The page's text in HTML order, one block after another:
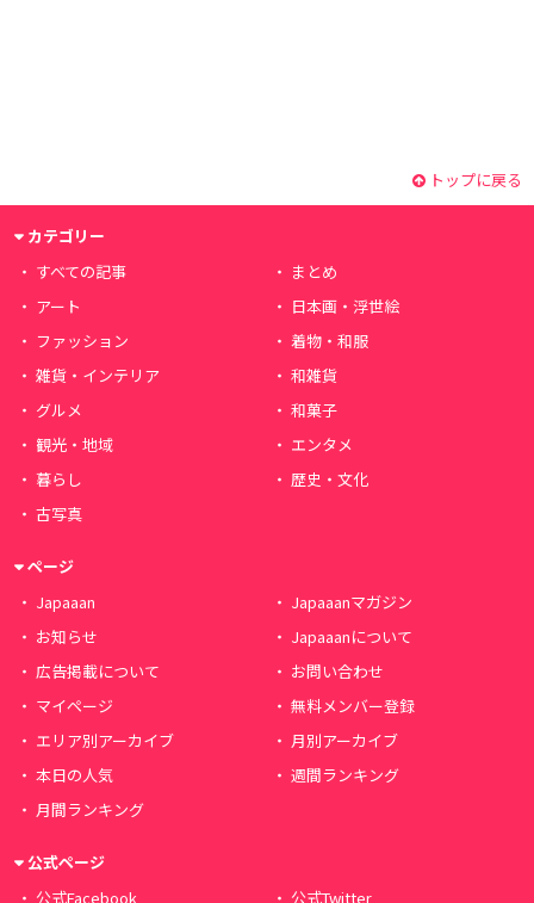
トップに戻る
カテゴリー
すべての記事
まとめ
アート
日本画・浮世絵
ファッション
着物・和服
雑貨・インテリア
和雑貨
グルメ
和菓子
観光・地域
エンタメ
暮らし
歴史・文化
古写真
ページ
Japaaan
Japaaanマガジン
お知らせ
Japaaanについて
広告掲載について
お問い合わせ
マイページ
無料メンバー登録
エリア別アーカイブ
月別アーカイブ
本日の人気
週間ランキング
月間ランキング
公式ページ
公式Facebook
公式Twitter